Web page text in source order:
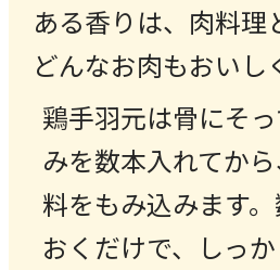
ある香りは、肉料理
どんなお肉もおいし
鶏手羽元は骨にそ
みを数本入れてか
料をもみ込みます
おくだけで、しっ